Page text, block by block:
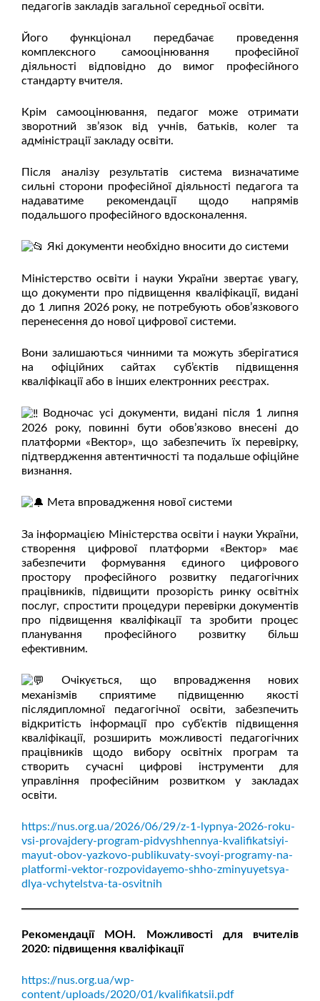
педагогів закладів загальної середньої освіти.
Його функціонал передбачає проведення
комплексного самооцінювання професійної
діяльності відповідно до вимог професійного
стандарту вчителя.
Крім самооцінювання, педагог може отримати
зворотний зв’язок від учнів, батьків, колег та
адміністрації закладу освіти.
Після аналізу результатів система визначатиме
сильні сторони професійної діяльності педагога та
надаватиме рекомендації щодо напрямів
подальшого професійного вдосконалення.
Які документи необхідно вносити до системи
Міністерство освіти і науки України звертає увагу,
що документи про підвищення кваліфікації, видані
до 1 липня 2026 року, не потребують обов’язкового
перенесення до нової цифрової системи.
Вони залишаються чинними та можуть зберігатися
на офіційних сайтах суб’єктів підвищення
кваліфікації або в інших електронних реєстрах.
Водночас усі документи, видані після 1 липня
2026 року, повинні бути обов’язково внесені до
платформи «Вектор», що забезпечить їх перевірку,
підтвердження автентичності та подальше офіційне
визнання.
Мета впровадження нової системи
За інформацією Міністерства освіти і науки України,
створення цифрової платформи «Вектор» має
забезпечити формування єдиного цифрового
простору професійного розвитку педагогічних
працівників, підвищити прозорість ринку освітніх
послуг, спростити процедури перевірки документів
про підвищення кваліфікації та зробити процес
планування професійного розвитку більш
ефективним.
Очікується, що впровадження нових
механізмів сприятиме підвищенню якості
післядипломної педагогічної освіти, забезпечить
відкритість інформації про суб’єктів підвищення
кваліфікації, розширить можливості педагогічних
працівників щодо вибору освітніх програм та
створить сучасні цифрові інструменти для
управління професійним розвитком у закладах
освіти.
https://nus.org.ua/2026/06/29/z-1-lypnya-2026-roku-
vsi-provajdery-program-pidvyshhennya-kvalifikatsiyi-
mayut-obov-yazkovo-publikuvaty-svoyi-programy-na-
platformi-vektor-rozpovidayemo-shho-zminyuyetsya-
dlya-vchytelstva-ta-osvitnih
Рекомендації МОН. Можливості для вчителів
2020: підвищення кваліфікації
https://nus.org.ua/wp-
content/uploads/2020/01/kvalifikatsii.pdf